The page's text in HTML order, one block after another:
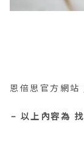
恩倍思官方網站
– 以上內容為